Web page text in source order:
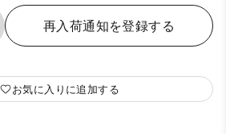
再入荷通知を登録する
お気に入りに追加する